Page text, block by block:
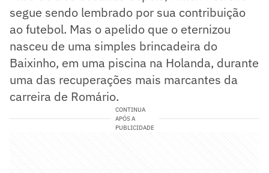
segue sendo lembrado por sua contribuição
ao futebol. Mas o apelido que o eternizou
nasceu de uma simples brincadeira do
Baixinho, em uma piscina na Holanda, durante
uma das recuperações mais marcantes da
carreira de Romário.
CONTINUA
APÓS A
PUBLICIDADE